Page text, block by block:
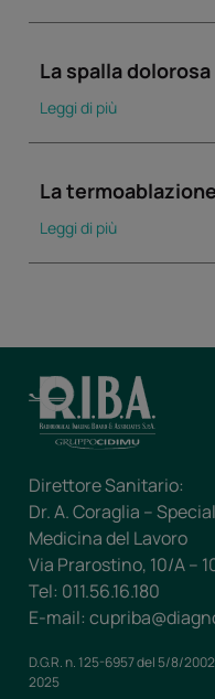
La spalla dolorosa
Leggi di più
La
Leggi di più
Direttore Sanitario:
Dr. A. Coraglia –
Medicina del Lavoro
Via Prarostino, 10/A –
Tel: 011.56.16.180
E-mail:
D.G.R. n. 125-6957 del 5/8/
2025